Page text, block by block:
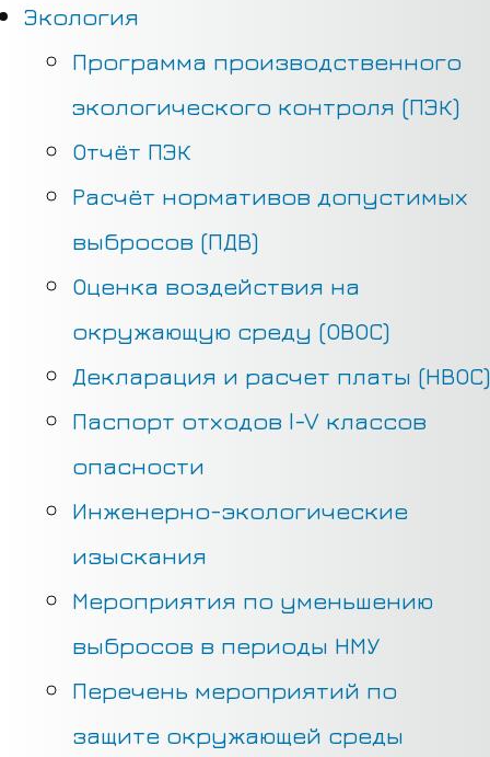
Экология
Программа производственного
экологического контроля (ПЭК)
Отчёт ПЭК
Расчёт нормативов допустимых
выбросов (ПДВ)
Оценка воздействия на
окружающую среду (ОВОС)
Декларация и расчет платы (НВОС)
Паспорт отходов I-V классов
опасности
Инженерно-экологические
изыскания
Мероприятия по уменьшению
выбросов в периоды НМУ
Перечень мероприятий по
защите окружающей среды